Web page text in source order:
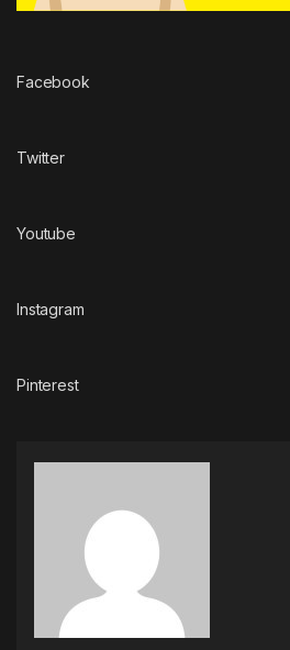
Facebook
Twitter
Youtube
Instagram
Pinterest